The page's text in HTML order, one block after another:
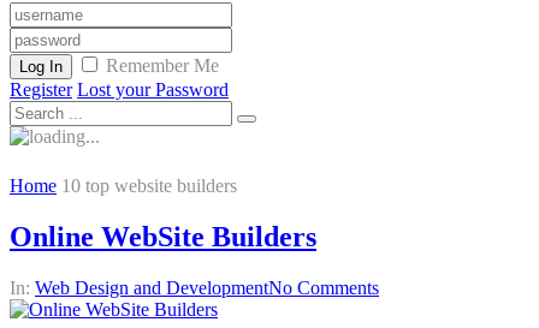
Log In
Remember Me
Register Lost your Password
Home 10 top website builders
Online WebSite Builders
In: Web Design and DevelopmentNo Comments